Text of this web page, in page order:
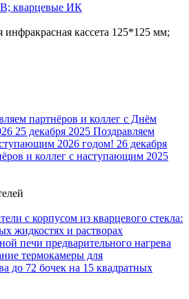
кварцевые ИК
кассета 125*125 мм;
партнёров и коллег с Днём
25 декабря 2025 Поздравляем
2026 годом! 26 декабря
и коллег с наступающим 2025
с корпусом из кварцевого стекла:
жидкостях и растворах
печи предварительного нагрева
термокамеры для
до 72 бочек на 15 квадратных